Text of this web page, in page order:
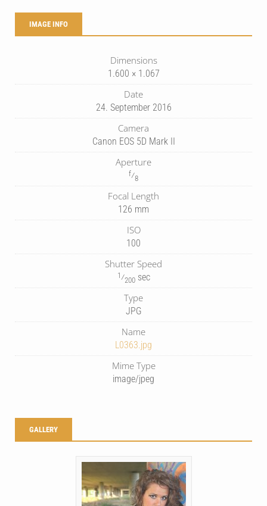
IMAGE INFO
Dimensions
1.600 × 1.067
Date
24. September 2016
Camera
Canon EOS 5D Mark II
Aperture
f⁄8
Focal Length
126 mm
ISO
100
Shutter Speed
1⁄200sec
Type
JPG
Name
L0363.jpg
Mime Type
image/jpeg
GALLERY